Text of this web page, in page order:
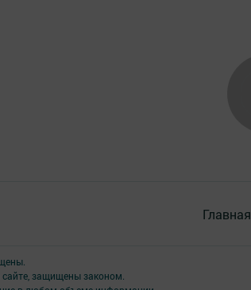
Главная
защищены законом.